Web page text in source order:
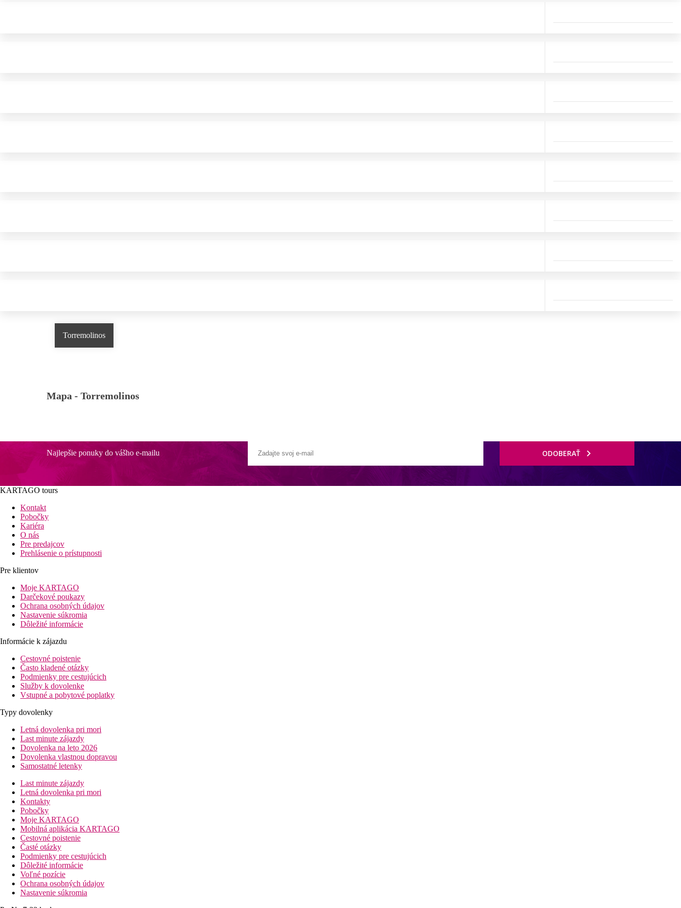
Torremolinos
Mapa - Torremolinos
Najlepšie ponuky do vášho e-mailu ODOBERAŤ
KARTAGO tours
Kontakt
Pobočky
Kariéra
O nás
Pre predajcov
Prehlásenie o prístupnosti
Pre klientov
Moje KARTAGO
Darčekové poukazy
Ochrana osobných údajov
Nastavenie súkromia
Dôležité informácie
Informácie k zájazdu
Cestovné poistenie
Často kladené otázky
Podmienky pre cestujúcich
Služby k dovolenke
Vstupné a pobytové poplatky
Typy dovolenky
Letná dovolenka pri mori
Last minute zájazdy
Dovolenka na leto 2026
Dovolenka vlastnou dopravou
Samostatné letenky
Last minute zájazdy
Letná dovolenka pri mori
Kontakty
Pobočky
Moje KARTAGO
Mobilná aplikácia KARTAGO
Cestovné poistenie
Časté otázky
Podmienky pre cestujúcich
Dôležité informácie
Voľné pozície
Ochrana osobných údajov
Nastavenie súkromia